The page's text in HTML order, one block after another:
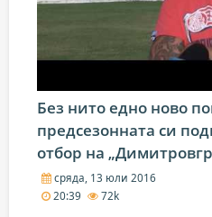
Без нито едно ново
предсезонната си
отбор на
сряда, 13 юли 2016
20:39
72k